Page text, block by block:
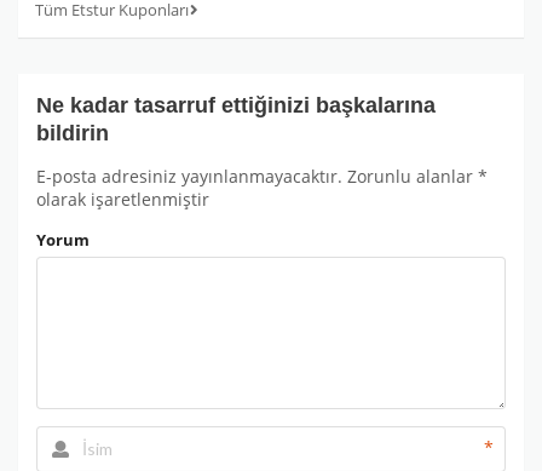
Tüm Etstur Kuponları
Ne kadar tasarruf ettiğinizi başkalarına
bildirin
E-posta adresiniz yayınlanmayacaktır. Zorunlu alanlar *
olarak işaretlenmiştir
Yorum
*